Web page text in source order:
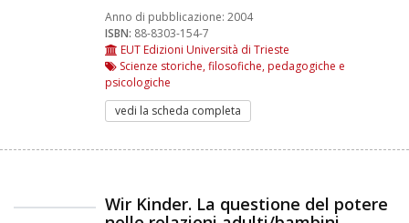
Anno di pubblicazione: 2004
ISBN: 88-8303-154-7
EUT Edizioni Università di Trieste
Scienze storiche, filosofiche, pedagogiche e
psicologiche
vedi la scheda completa
Wir Kinder. La questione del potere